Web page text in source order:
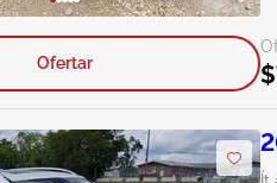
Ofertar